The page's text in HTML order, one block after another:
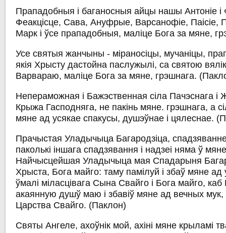
Прападобныя і баганосныя айцы нашы Антоніе і
Феакцісце, Сава, Ануфрые, Варсанофіе, Паісіе,
Марк і ўсе прападобныя, маліце Бога за мяне,
Усе святыя жанчыны - міраносіцы, мучаніцы,
якія Хрысту дастойна паслужылі, са святою
Варвараю, маліце Бога за мяне, грэшнага.
Непераможная і Бажэственная сіла Пачэснага і
Крыжа Гасподняга, не пакінь мяне. грэшнага, а
мяне ад усякае спакусы, душэўнае і цялеснае.
Прачыстая Уладычыца Багародзіца, спадзяванне
паколькі іншага спадзявання і надзеі няма ў
Найчысцейшая Уладычыца мая Спадарыня
Хрыста, Бога майго: таму памілуй і збаў мяне ад
ўмалі міласцівага Сына Свайго і Бога майго,
акаянную душў маю і збавіў мяне ад вечных мук,
Царства Свайго. (Паклон)
Святы Ангеле, ахоўнік мой, ахіні мяне крыламі